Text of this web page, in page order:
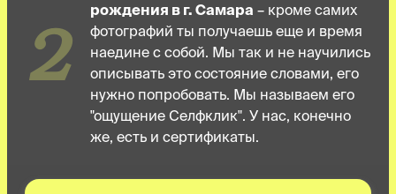
2
рождения в г. Самара – кроме самих
фотографий ты получаешь еще и время
наедине с собой. Мы так и не научились
описывать это состояние словами, его
нужно попробовать. Мы называем его
"ощущение Селфклик". У нас, конечно
же, есть и сертификаты.